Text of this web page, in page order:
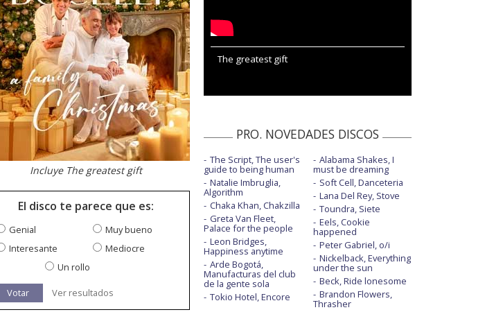
Incluye The greatest gift
El disco te parece que es:
Genial
Muy bueno
Interesante
Mediocre
Un rollo
Votar Ver resultados
The greatest gift
PRO. NOVEDADES DISCOS
The Script, The user's
guide to being human
Natalie Imbruglia,
Algorithm
Chaka Khan, Chakzilla
Greta Van Fleet,
Palace for the people
Leon Bridges,
Happiness anytime
Arde Bogotá,
Manufacturas del club
de la gente sola
Tokio Hotel, Encore
Alabama Shakes, I
must be dreaming
Soft Cell, Danceteria
Lana Del Rey, Stove
Toundra, Siete
Eels, Cookie
happened
Peter Gabriel, o/i
Nickelback, Everything
under the sun
Beck, Ride lonesome
Brandon Flowers,
Thrasher